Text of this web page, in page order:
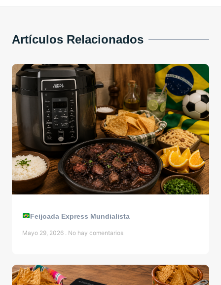
Artículos Relacionados
Feijoada Express Mundialista
Mayo 29, 2026 No hay comentarios